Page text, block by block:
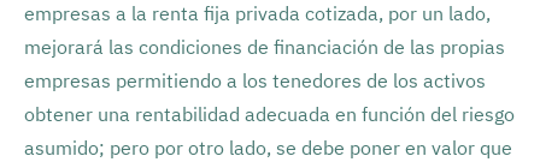
empresas a la renta fija privada cotizada, por un lado,
mejorará las condiciones de financiación de las propias
empresas permitiendo a los tenedores de los activos
obtener una rentabilidad adecuada en función del riesgo
asumido; pero por otro lado, se debe poner en valor que